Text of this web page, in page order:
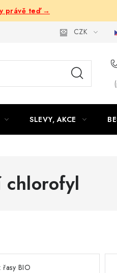
právě teď →
CZK
SLEVY, AKCE
BIO